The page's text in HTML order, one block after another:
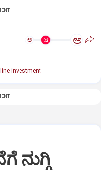
ಅ ಅ
investment
ನುಗ್ಗಿ